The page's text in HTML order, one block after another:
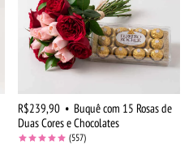
R$239,90 • Buquê com 15 Rosas de
Duas Cores e Chocolates
(557)